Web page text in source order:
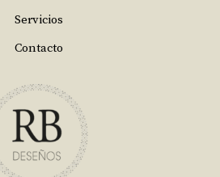
Servicios
Contacto